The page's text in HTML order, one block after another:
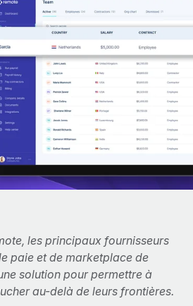
freelances partout dans le monde
complexes liées à l’emploi
flux de travail en toute simplicité
quel outil d’IA à Remote grâce à
par rapport aux autres
et internationales pour les RH et la
en pleine croissance
avec des solutions RH sur
pour les grandes entreprises
paiement des freelances
disponibles et les vitesses de
freelances internationaux
Connexion
les principaux fournisseurs
paie et de marketplace de
solution pour permettre à
au-delà de leurs frontières.